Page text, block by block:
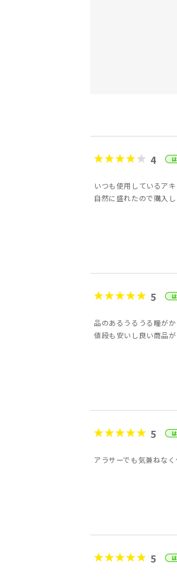
4
いつも使用しているア
自然に盛れたので購入
5
品のあるうるうる瞳が
値段も安いし良い商品が
5
アラサーでも気兼ねなく
5